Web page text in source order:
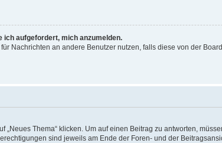
ich aufgefordert, mich anzumelden.
Nachrichten an andere Benutzer nutzen, falls diese von der
Thema“ klicken. Um auf einen Beitrag zu antworten,
sind jeweils am Ende der Foren- und der